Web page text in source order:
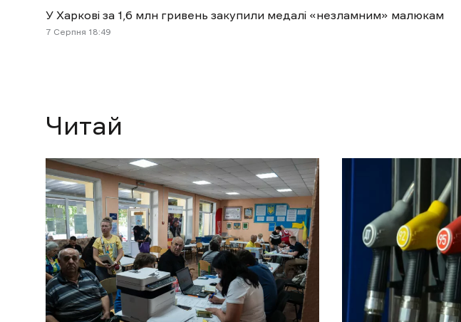
У Харкові за 1,6 млн гривень закупили медалі «незламним» малюкам
7 Cерпня 18:49
Читай